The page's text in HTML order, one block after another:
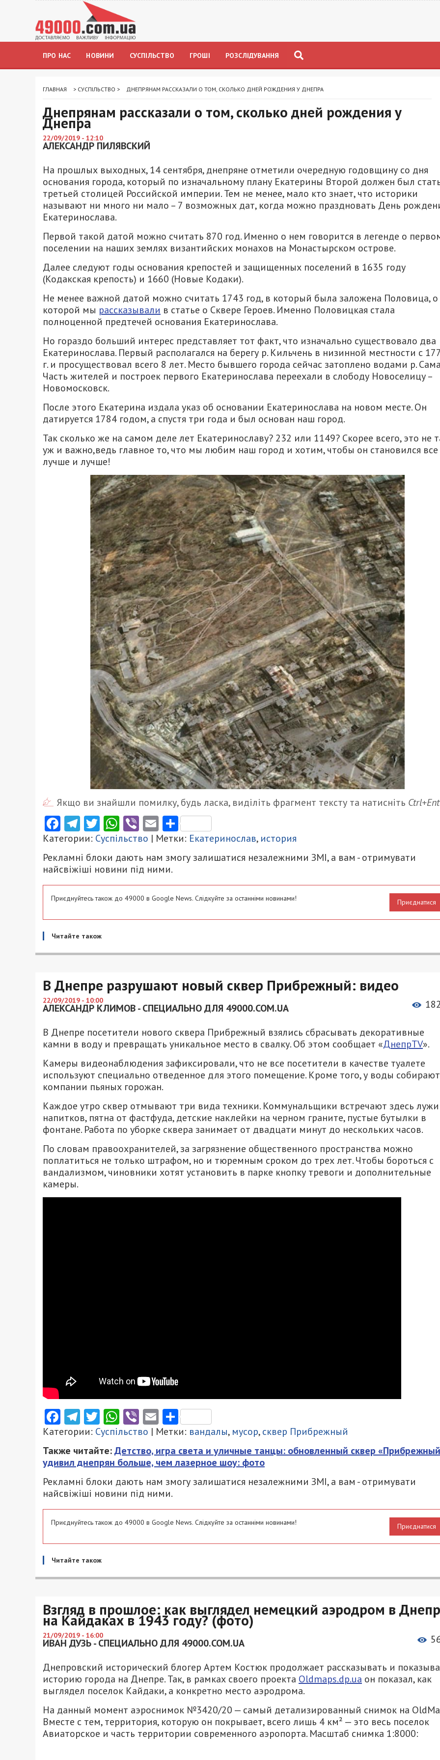
ПРО НАС НОВИНИ СУСПІЛЬСТВО ГРОШІ РОЗСЛІДУВАННЯ
ГЛАВНАЯ > СУСПІЛЬСТВО > ДНЕПРЯНАМ РАССКАЗАЛИ О ТОМ, СКОЛЬКО ДНЕЙ РОЖДЕНИЯ У ДНЕПРА
Днепрянам рассказали о том, сколько дней рождения у
Днепра
22/09/2019 - 12:10
АЛЕКСАНДР ПИЛЯВСКИЙ
На прошлых выходных, 14 сентября, днепряне отметили очередную годовщину со дня
основания города, который по изначальному плану Екатерины Второй должен был
третьей столицей Российской империи. Тем не менее, мало кто знает, что историки
называют ни много ни мало – 7 возможных дат, когда можно праздновать День
Екатеринослава.
Первой такой датой можно считать 870 год. Именно о нем говорится в легенде о
поселении на наших землях византийских монахов на Монастырском острове.
Далее следуют годы основания крепостей и защищенных поселений в 1635 году
(Кодакская крепость) и 1660 (Новые Кодаки).
Не менее важной датой можно считать 1743 год, в который была заложена Половица, о
которой мы рассказывали в статье о Сквере Героев. Именно Половицкая стала
полноценной предтечей основания Екатеринослава.
Но гораздо больший интерес представляет тот факт, что изначально существовало два
Екатеринослава. Первый располагался на берегу р. Кильчень в низинной местности с
г. и просуществовал всего 8 лет. Место бывшего города сейчас затоплено водами р.
Часть жителей и построек первого Екатеринослава переехали в слободу Новоселицу –
Новомосковск.
После этого Екатерина издала указ об основании Екатеринослава на новом месте. Он
датируется 1784 годом, а спустя три года и был основан наш город.
Так сколько же на самом деле лет Екатеринославу? 232 или 1149? Скорее всего, это не
уж и важно,ведь главное то, что мы любим наш город и хотим, чтобы он становился все
лучше и лучше!
Якщо ви знайшли помилку, будь ласка, виділіть фрагмент тексту та натисніть
Facebook
Telegram
Twitter
WhatsApp
ViberEmailПоділитися
Категории: Суспільство | Метки: Екатеринослав, история
Рекламні блоки дають нам змогу залишатися незалежними ЗМІ, а вам - отримувати
найсвіжіші новини під ними.
Приєднуйтесь також до 49000 в Google News. Слідкуйте за останніми новинами! Приєднатися
Читайте також
В Днепре разрушают новый сквер Прибрежный: видео
22/09/2019 - 10:00
АЛЕКСАНДР КЛИМОВ - СПЕЦИАЛЬНО ДЛЯ 49000.COM.UA
В Днепре посетители нового сквера Прибрежный взялись сбрасывать декоративные
камни в воду и превращать уникальное место в свалку. Об этом сообщает «ДнепрTV».
Камеры видеонаблюдения зафиксировали, что не все посетители в качестве туалете
используют специально отведенное для этого помещение. Кроме того, у воды
компании пьяных горожан.
Каждое утро сквер отмывают три вида техники. Коммунальщики встречают здесь
напитков, пятна от фастфуда, детские наклейки на черном граните, пустые бутылки в
фонтане. Работа по уборке сквера занимает от двадцати минут до нескольких часов.
По словам правоохранителей, за загрязнение общественного пространства можно
поплатиться не только штрафом, но и тюремным сроком до трех лет. Чтобы бороться с
вандализмом, чиновники хотят установить в парке кнопку тревоги и дополнительные
камеры.
Facebook
Telegram
Twitter
WhatsApp
ViberEmailПоділитися
Категории: Суспільство | Метки: вандалы, мусор,сквер Прибрежный
Также читайте:Детство, игра света и уличные танцы: обновленный сквер
удивил днепрян больше, чем лазерное шоу: фото
Рекламні блоки дають нам змогу залишатися незалежними ЗМІ, а вам - отримувати
найсвіжіші новини під ними.
Приєднуйтесь також до 49000 в Google News. Слідкуйте за останніми новинами! Приєднатися
Читайте також
Взгляд в прошлое: как выглядел немецкий аэродром в
на Кайдаках в 1943 году? (фото)
21/09/2019 - 16:00
ИВАН ДУЗЬ - СПЕЦИАЛЬНО ДЛЯ 49000.COM.UA
Днепровский исторический блогер Артем Костюк продолжает рассказывать и
историю города на Днепре. Так, в рамках своего проекта Oldmaps.dp.ua он показал, как
выглядел поселок Кайдаки, а конкретно место аэродрома.
На данный момент аэроснимок №3420/20 — самый детализированный снимок на
Вместе с тем, территория, которую он покрывает, всего лишь 4 км² — это весь поселок
Авиаторское и часть территории современного аэропорта. Масштаб снимка 1:8000: